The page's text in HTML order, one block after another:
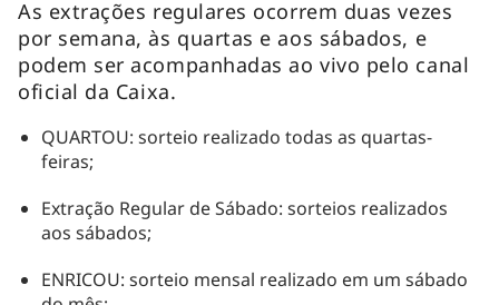
As extrações regulares ocorrem duas vezes
por semana, às quartas e aos sábados, e
podem ser acompanhadas ao vivo pelo canal
oficial da Caixa.
QUARTOU: sorteio realizado todas as quartas-
feiras;
Extração Regular de Sábado: sorteios realizados
aos sábados;
ENRICOU: sorteio mensal realizado em um sábado